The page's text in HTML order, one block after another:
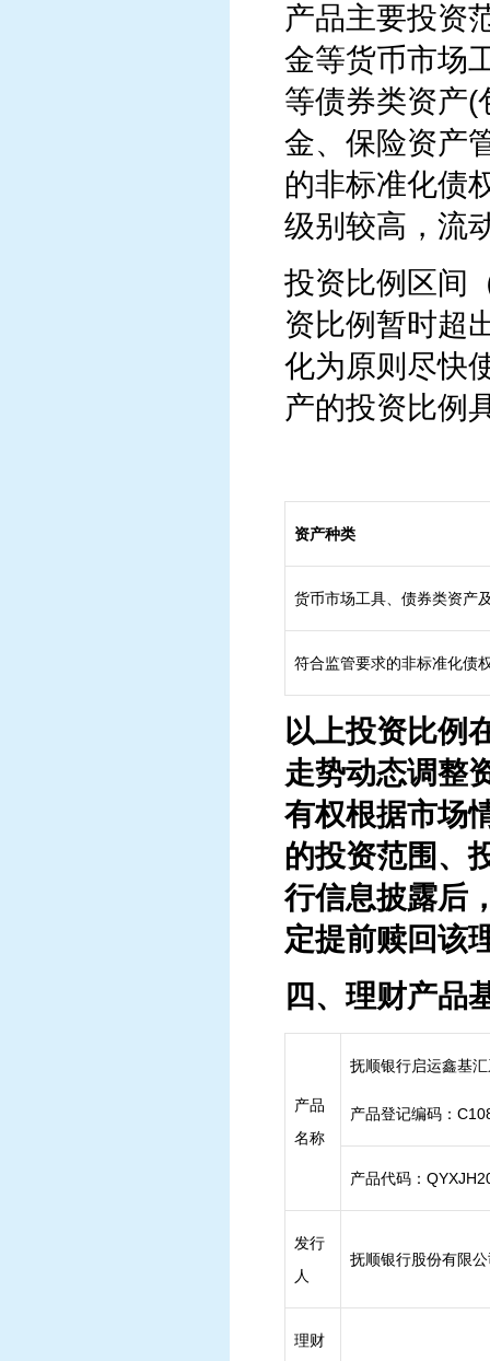
产品主要投资
金等货币市场
等债券类资产(
金、保险资产
的非标准化债
级别较高，流
投资比例区间
资比例暂时超
化为原则尽快
产的投资比例
资产种类
货币市场工具、债券类资产
符合监管要求的非标准化债
以上投资比例
走势动态调整
有权根据市场
的投资范围、
行信息披露后
定提前赎回该
四、理财产品
产品
名称
抚顺银行启运鑫基
产品登记编码：
产品代码：
发行
人
抚顺银行股份有限
理财